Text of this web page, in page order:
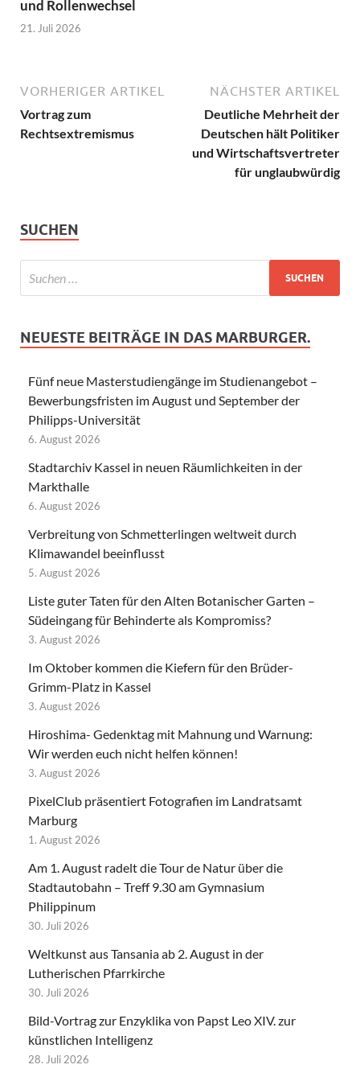
und Rollenwechsel
21. Juli 2026
VORHERIGER ARTIKEL
Vortrag zum
Rechtsextremismus
NÄCHSTER ARTIKEL
Deutliche Mehrheit der
Deutschen hält Politiker
und Wirtschaftsvertreter
für unglaubwürdig
SUCHEN
NEUESTE BEITRÄGE IN DAS MARBURGER.
Fünf neue Masterstudiengänge im Studienangebot –
Bewerbungsfristen im August und September der
Philipps-Universität
6. August 2026
Stadtarchiv Kassel in neuen Räumlichkeiten in der
Markthalle
6. August 2026
Verbreitung von Schmetterlingen weltweit durch
Klimawandel beeinflusst
5. August 2026
Liste guter Taten für den Alten Botanischer Garten –
Südeingang für Behinderte als Kompromiss?
3. August 2026
Im Oktober kommen die Kiefern für den Brüder-
Grimm-Platz in Kassel
3. August 2026
Hiroshima- Gedenktag mit Mahnung und Warnung:
Wir werden euch nicht helfen können!
3. August 2026
PixelClub präsentiert Fotografien im Landratsamt
Marburg
1. August 2026
Am 1. August radelt die Tour de Natur über die
Stadtautobahn – Treff 9.30 am Gymnasium
Philippinum
30. Juli 2026
Weltkunst aus Tansania ab 2. August in der
Lutherischen Pfarrkirche
30. Juli 2026
Bild-Vortrag zur Enzyklika von Papst Leo XIV. zur
künstlichen Intelligenz
28. Juli 2026